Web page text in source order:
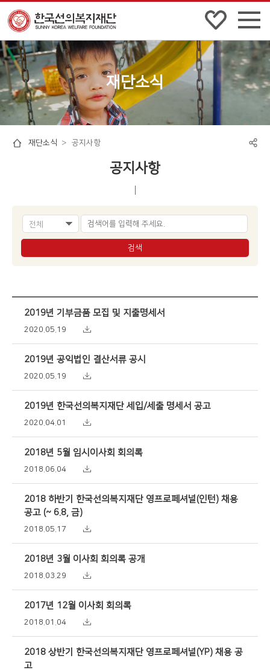
전체
메뉴
펼쳐
보기
재단소식
재단소식 공지사항
공지사항
전체
2019년 기부금품 모집 및 지출명세서
2020.05.19
2019년 공익법인 결산서류 공시
2020.05.19
2019년 한국선의복지재단 세입/세출 명세서 공고
2020.04.01
2018년 5월 임시이사회 회의록
2018.06.04
2018 하반기 한국선의복지재단 영프로페셔널(인턴) 채용
공고 (~ 6.8, 금)
2018.05.17
2018년 3월 이사회 회의록 공개
2018.03.29
2017년 12월 이사회 회의록
2018.01.04
2018 상반기 한국선의복지재단 영프로페셔널(YP) 채용 공
고